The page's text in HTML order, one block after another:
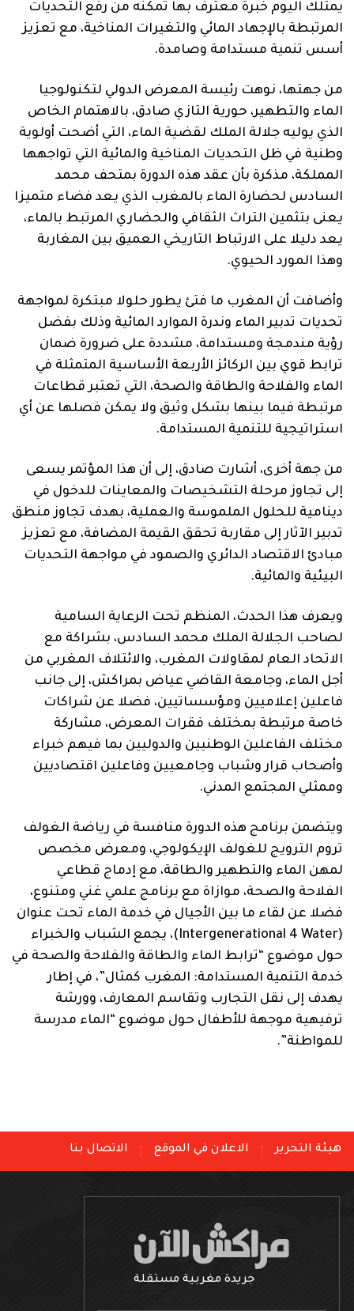
يمتلك اليوم خبرة معترف بها تمكنه من رفع التحديات
المرتبطة بالإجهاد المائي والتغيرات المناخية، مع تعزيز
أسس تنمية مستدامة وصامدة.
من جهتها، نوهت رئيسة المعرض الدولي لتكنولوجيا
الماء والتطهير، حورية التازي صادق، بالاهتمام الخاص
الذي يوليه جلالة الملك لقضية الماء، التي أضحت أولوية
وطنية في ظل التحديات المناخية والمائية التي تواجهها
المملكة، مذكرة بأن عقد هذه الدورة بمتحف محمد
السادس لحضارة الماء بالمغرب الذي يعد فضاء متميزا
يعنى بتثمين التراث الثقافي والحضاري المرتبط بالماء،
يعد دليلا على الارتباط التاريخي العميق بين المغاربة
وهذا المورد الحيوي.
وأضافت أن المغرب ما فتئ يطور حلولا مبتكرة لمواجهة
تحديات تدبير الماء وندرة الموارد المائية وذلك بفضل
رؤية مندمجة ومستدامة، مشددة على ضرورة ضمان
ترابط قوي بين الركائز الأربعة الأساسية المتمثلة في
الماء والفلاحة والطاقة والصحة، التي تعتبر قطاعات
مرتبطة فيما بينها بشكل وثيق ولا يمكن فصلها عن أي
استراتيجية للتنمية المستدامة.
من جهة أخرى، أشارت صادق، إلى أن هذا المؤتمر يسعى
إلى تجاوز مرحلة التشخيصات والمعاينات للدخول في
دينامية للحلول الملموسة والعملية، بهدف تجاوز منطق
تدبير الآثار إلى مقاربة تحقق القيمة المضافة، مع تعزيز
مبادئ الاقتصاد الدائري والصمود في مواجهة التحديات
البيئية والمائية.
ويعرف هذا الحدث، المنظم تحت الرعاية السامية
لصاحب الجلالة الملك محمد السادس، بشراكة مع
الاتحاد العام لمقاولات المغرب، والائتلاف المغربي من
أجل الماء، وجامعة القاضي عياض بمراكش، إلى جانب
فاعلين إعلاميين ومؤسساتيين، فضلا عن شراكات
خاصة مرتبطة بمختلف فقرات المعرض، مشاركة
مختلف الفاعلين الوطنيين والدوليين بما فيهم خبراء
وأصحاب قرار وشباب وجامعيين وفاعلين اقتصاديين
وممثلي المجتمع المدني.
ويتضمن برنامج هذه الدورة منافسة في رياضة الغولف
تروم الترويج للغولف الإيكولوجي، ومعرض مخصص
لمهن الماء والتطهير والطاقة، مع إدماج قطاعي
الفلاحة والصحة، موازاة مع برنامج علمي غني ومتنوع،
فضلا عن لقاء ما بين الأجيال في خدمة الماء تحت عنوان
(Intergenerational 4 Water)، يجمع الشباب والخبراء
حول موضوع “ترابط الماء والطاقة والفلاحة والصحة في
خدمة التنمية المستدامة: المغرب كمثال”، في إطار
يهدف إلى نقل التجارب وتقاسم المعارف، وورشة
ترفيهية موجهة للأطفال حول موضوع “الماء مدرسة
للمواطنة”.
هيئة التحرير الاعلان في الموقع الاتصال بنا
جريدة مغربية مستقلة